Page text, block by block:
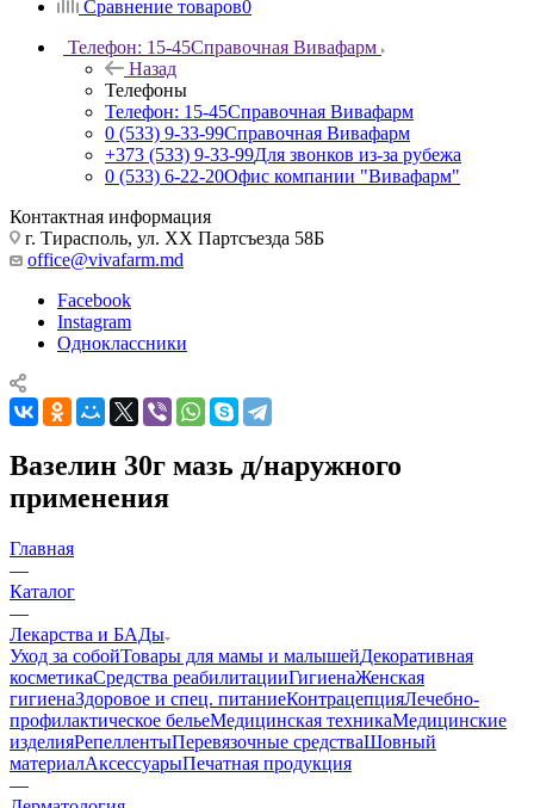
Сравнение товаров0
Телефон: 15-45Справочная Вивафарм
Назад
Телефоны
Телефон: 15-45Справочная Вивафарм
0 (533) 9-33-99Справочная Вивафарм
+373 (533) 9-33-99Для звонков из-за рубежа
0 (533) 6-22-20Офис компании "Вивафарм"
Контактная информация
г. Тирасполь, ул. ХХ Партсъезда 58Б
office@vivafarm.md
Facebook
Instagram
Одноклассники
Вазелин 30г мазь д/наружного
применения
Главная
—
Каталог
—
Лекарства и БАДы
Уход за собойТовары для мамы и малышейДекоративная
косметикаСредства реабилитацииГигиенаЖенская
гигиенаЗдоровое и спец. питаниеКонтрацепцияЛечебно-
профилактическое бельеМедицинская техникаМедицинские
изделияРепеллентыПеревязочные средстваШовный
материалАксессуарыПечатная продукция
—